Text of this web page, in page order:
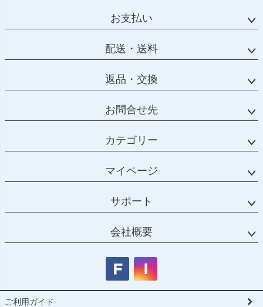
PRN017737-017742-017743-54
PRN017737-017742-017743-57
PRN017737-017742-017743-58
PRN017737-017742-017743-60
PRN017737-017742-017743-61
PRN017737-017742-017743-63
PRN017737-017742-017743-64
PRN017737-017742-017743-66
PRN017737-017742-017743-67
PRN017737-017742-017743-69
PRN017737-017742-017743-71
PRN017737-017742-017743-72
PRN017737-017742-017743-74
PRN017737-017742-017743-75
PRN017737-017742-017743-77
PRN017737-017742-017743-78
PRN017737-017742-017743-79
PRN017737-017742-017743-80
お支払い
配送・送料
返品・交換
お問合せ先
カテゴリー
マイページ
サポート
会社概要
ご利用ガイド